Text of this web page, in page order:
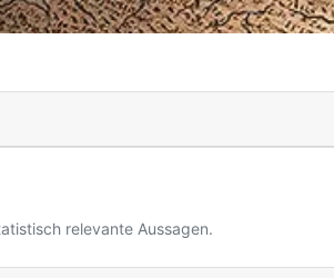
relevante Aussagen.